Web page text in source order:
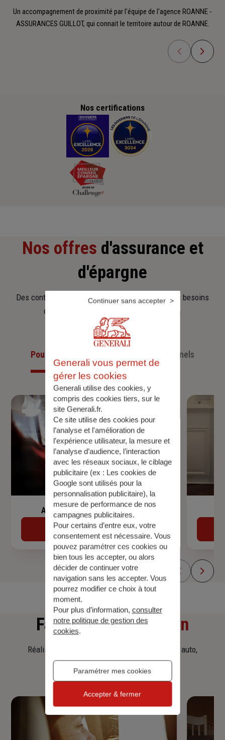
Un accompagnement de proximité par l'équipe de l'agence ROANNE -
ASSURANCES GUILLOT, qui connait le territoire autour de ROANNE.
Nos certifications
Nos offres d'assurance et
d'épargne
Des contrats clairs et flexibles pour sécuriser vos besoins
d’aujourd’hui et anticiper ceux de demain.
Pour les particuliers Pour les professionnels
Assurance de prêt immobilier
Découvrir
Faitesune simulation
Réalisez une simulation tarifaire d'assurance, auto,
habitation, prêt immobilier.
Generali vous permet de
gérer les cookies
Generali utilise des cookies, y
compris des cookies tiers, sur le
site Generali.fr.
Ce site utilise des cookies pour
l’analyse et l'amélioration de
l’expérience utilisateur, la mesure et
l’analyse d’audience, l’interaction
avec les réseaux sociaux, le ciblage
publicitaire (ex : Les cookies de
Google sont utilisés pour la
personnalisation publicitaire), la
mesure de performance de nos
campagnes publicitaires.
Pour certains d’entre eux, votre
consentement est nécessaire. Vous
pouvez paramétrer ces cookies ou
bien tous les accepter, ou alors
décider de continuer votre
navigation sans les accepter. Vous
pourrez modifier ce choix à tout
moment.
Pour plus d’information, consulter
notre politique de gestion des
cookies.
Paramétrer mes cookies
Continuer sans accepter
Accepter & fermer